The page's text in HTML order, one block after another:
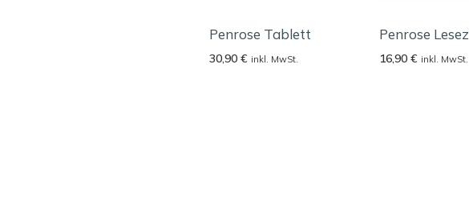
Penrose Tablett
30,90€ inkl. MwSt.
Penrose
16,90€ inkl. MwSt.